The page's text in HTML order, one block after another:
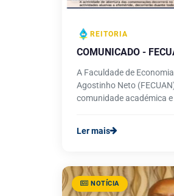
REITORIA
COMUNICADO -
A Faculdade de
Agostinho Neto
comunidade académica
Ler mais
NOTÍCIA